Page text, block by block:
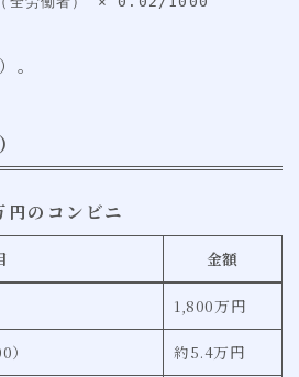
。
のコンビニ
金額
1,800万円
約5.4万円